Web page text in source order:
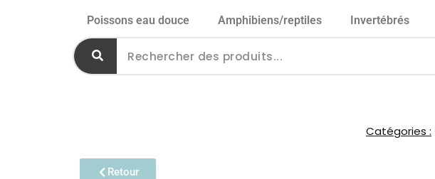
Poissons eau douce Amphibiens/reptiles Invertébrés
Catégories :
Retour